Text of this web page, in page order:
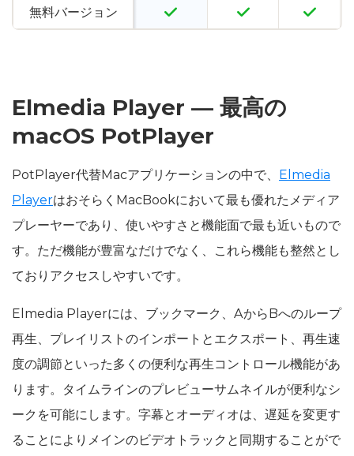
無料バージョン
Elmedia Player — 最高の
macOS PotPlayer
PotPlayer代替Macアプリケーションの中で、 Elmedia
PlayerはおそらくMacBookにおいて最も優れたメディア
プレーヤーであり、使いやすさと機能面で最も近いもので
す。ただ機能が豊富なだけでなく、これら機能も整然とし
ておりアクセスしやすいです。
Elmedia Playerには、ブックマーク、AからBへのループ
再生、プレイリストのインポートとエクスポート、再生速
度の調節といった多くの便利な再生コントロール機能があ
ります。タイムラインのプレビューサムネイルが便利なシ
ークを可能にします。字幕とオーディオは、遅延を変更す
ることによりメインのビデオトラックと同期することがで